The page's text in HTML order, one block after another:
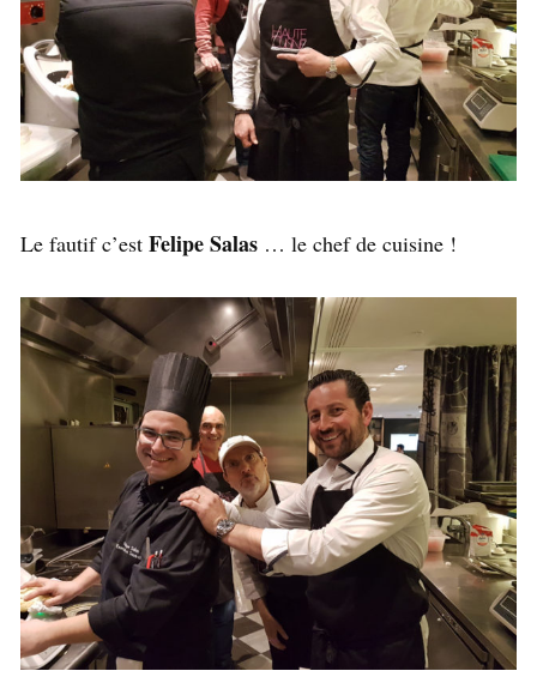
Le fautif c’est Felipe Salas … le chef de cuisine !